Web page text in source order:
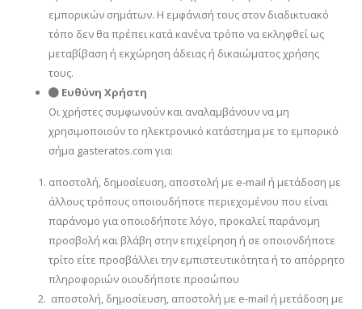
εμπορικών σημάτων. Η εμφάνισή τους στον διαδικτυακό
τόπο δεν θα πρέπει κατά κανένα τρόπο να εκληφθεί ως
μεταβίβαση ή εκχώρηση άδειας ή δικαιώματος χρήσης
τους.
Ευθύνη Χρήστη
Οι χρήστες συμφωνούν και αναλαμβάνουν να μη
χρησιμοποιούν τo ηλεκτρονικό κατάστημα με το εμπορικό
σήμα gasteratos.com για:
αποστολή, δημοσίευση, αποστολή με e-mail ή μετάδοση με
άλλους τρόπους οποιουδήποτε περιεχομένου που είναι
παράνομο για οποιοδήποτε λόγο, προκαλεί παράνομη
προσβολή και βλάβη στην επιχείρηση ή σε οποιονδήποτε
τρίτο είτε προσβάλλει την εμπιστευτικότητα ή το απόρρητο
πληροφοριών οιουδήποτε προσώπου
αποστολή, δημοσίευση, αποστολή με e-mail ή μετάδοση με